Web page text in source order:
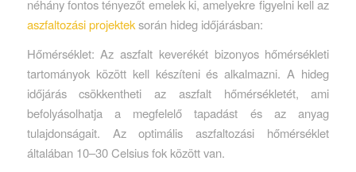
néhány fontos tényezőt emelek ki, amelyekre figyelni kell az
aszfaltozási projekteksorán hideg időjárásban:
Hőmérséklet: Az aszfalt keverékét bizonyos hőmérsékleti
tartományok között kell készíteni és alkalmazni. A hideg
időjárás csökkentheti az aszfalt hőmérsékletét, ami
befolyásolhatja a megfelelő tapadást és az anyag
tulajdonságait. Az optimális aszfaltozási hőmérséklet
általában 10–30 Celsius fok között van.